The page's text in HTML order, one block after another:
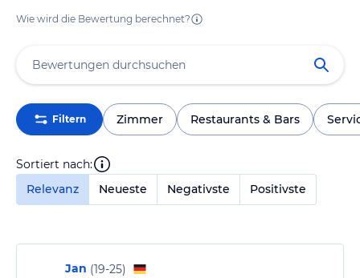
Wie wird die Bewertung berechnet?
Filtern Zimmer Restaurants & Bars
Sortiert nach:
Relevanz
Neueste Negativste Positivste
Jan (19-25)